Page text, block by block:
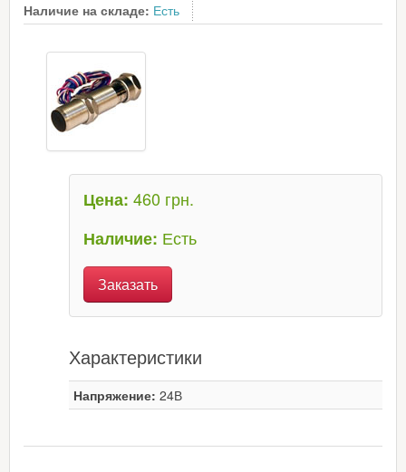
Наличие на складе: Есть
Цена: 460 грн.
Наличие: Есть
Заказать
Характеристики
Напряжение: 24В